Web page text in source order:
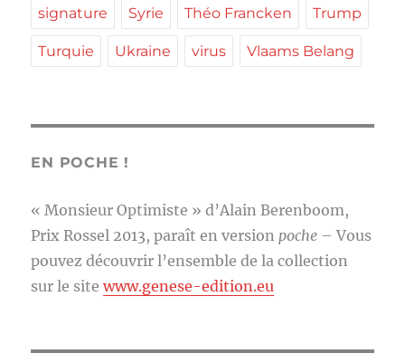
signature Syrie Théo Francken Trump
Turquie Ukraine virus Vlaams Belang
EN POCHE !
« Monsieur Optimiste » d’Alain Berenboom,
Prix Rossel 2013, paraît en version poche – Vous
pouvez découvrir l’ensemble de la collection
sur le sitewww.genese-edition.eu